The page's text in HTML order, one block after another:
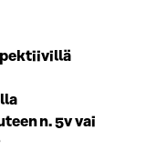
n. 5v vai